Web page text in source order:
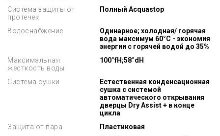
Система защиты от
протечек
Полный Acquastop
Водоснабжение
Одинарное; холодная/ горячая
вода максимум 60°C - экономия
энергии с горячей водой до 35%
Максимальная
жесткость воды
100°fH;58°dH
Система сушки
Естественная конденсационная
сушка с системой
автоматического открывания
дверцы Dry Assist + в конце
цикла
Защита от пара
Пластиковая